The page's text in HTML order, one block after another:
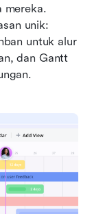
mereka.
unik:
untuk alur
dan Gantt